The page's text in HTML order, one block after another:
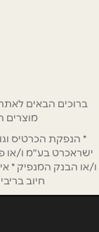
נושא*
אנא חזרו
הודעה*
מוצרים
* הנפקת הכרטיס
ישראכרט בע"מ ו/או
ו/או הבנק המנפיק *
חיוב